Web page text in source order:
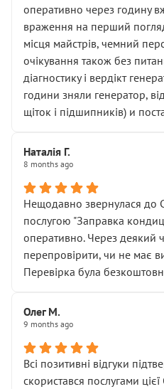
оперативно через годину
враження на перший
місця майстрів, чемний
очікування також без
діагностику і вердікт
години зняли генератор,
щіток і підшипників) и
Наталія Г.
8 months ago
Нещодавно звернулася до
послугою "Заправка
оперативно. Через деякий
перепровірити, чи не має
Перевірка була
Олег М.
9 months ago
Всі позитивні відгуки
скористався послугами